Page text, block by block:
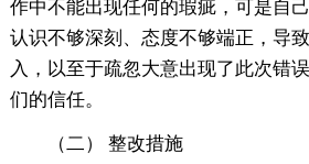
作中不能出现任何的瑕疵，可是自
认识不够深刻、态度不够端正，导
入，以至于疏忽大意出现了此次错
们的信任。
（二） 整改措施